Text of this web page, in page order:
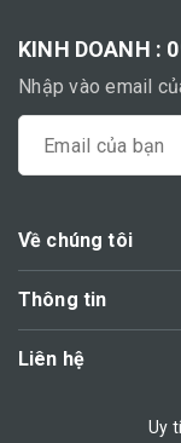
KINH DOANH :
Nhập vào email
Về chúng tôi
Thông tin
Liên hệ
Uy